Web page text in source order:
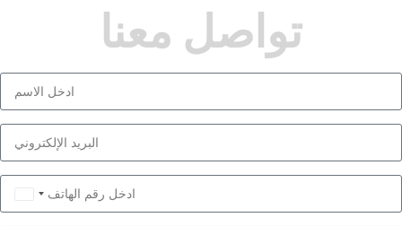
تواصل معنا
Saudi
Arabia